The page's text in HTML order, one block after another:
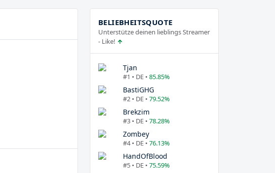
BELIEBHEITSQUOTE
Unterstütze deinen lieblings Streamer
- Like!
Tjan
#1 • DE • 85.85%
BastiGHG
#2 • DE • 79.52%
Brekzim
#3 • DE • 78.28%
Zombey
#4 • DE • 76.13%
HandOfBlood
#5 • DE • 75.59%